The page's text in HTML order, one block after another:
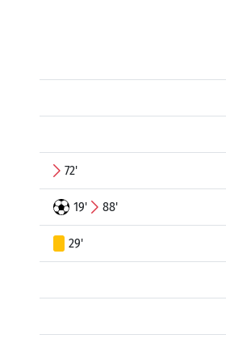
72'
19' 88'
29'